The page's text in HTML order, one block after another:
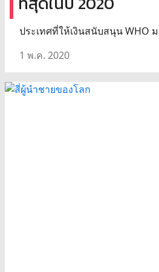
ประเทศที่ให้เงินสนับสนุน WHO
1 พ.ค. 2020